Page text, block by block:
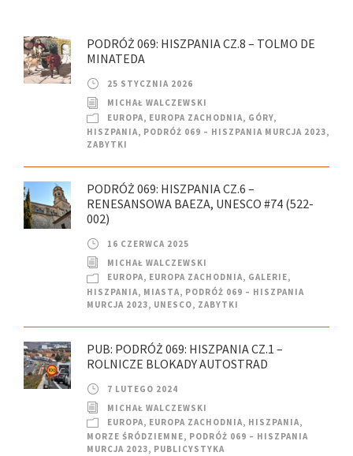
PODRÓŻ 069: HISZPANIA CZ.8 – TOLMO DE
MINATEDA
25 STYCZNIA 2026
MICHAŁ WALCZEWSKI
EUROPA, EUROPA ZACHODNIA, GÓRY,
HISZPANIA, PODRÓŻ 069 – HISZPANIA MURCJA 2023,
ZABYTKI
PODRÓŻ 069: HISZPANIA CZ.6 –
RENESANSOWA BAEZA, UNESCO #74 (522-
002)
16 CZERWCA 2025
MICHAŁ WALCZEWSKI
EUROPA, EUROPA ZACHODNIA, GALERIE,
HISZPANIA, MIASTA, PODRÓŻ 069 – HISZPANIA
MURCJA 2023, UNESCO, ZABYTKI
PUB: PODRÓŻ 069: HISZPANIA CZ.1 –
ROLNICZE BLOKADY AUTOSTRAD
7 LUTEGO 2024
MICHAŁ WALCZEWSKI
EUROPA, EUROPA ZACHODNIA, HISZPANIA,
MORZE ŚRÓDZIEMNE, PODRÓŻ 069 – HISZPANIA
MURCJA 2023, PUBLICYSTYKA